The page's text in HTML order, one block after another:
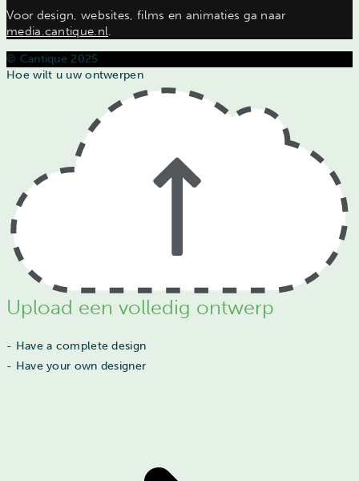
Voor design, websites, films en animaties ga naar
media.cantique.nl.
© Cantique 2025
Hoe wilt u uw ontwerpen
Upload een volledig ontwerp
- Have a complete design
- Have your own designer